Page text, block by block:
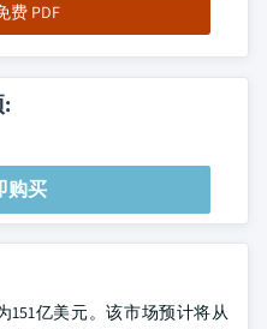
费 PDF
购买
151亿美元。该市场预计将从